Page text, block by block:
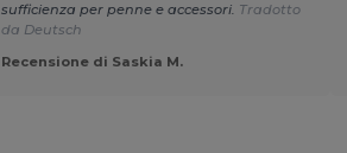
sufficienza per penne e accessori. Tradotto
da Deutsch
Recensione di Saskia M.